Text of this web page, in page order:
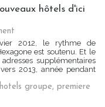
hôtels d'ici
2012, le rythme de
est soutenu. Et le
supplémentaires
2013, année pendant
groupe, premiere